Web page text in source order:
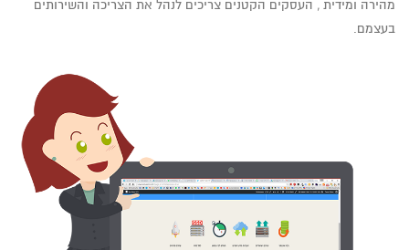
מהירה ומידית , העסקים הקטנים צריכים לנהל את הצריכה והשירותים
בעצמם.